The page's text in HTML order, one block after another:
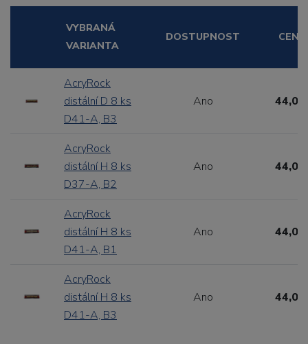
VYBRANÁ
VARIANTA
DOSTUPNOST CENA
AcryRock
distální D 8 ks
D41-A, B3
Ano 44,00
AcryRock
distální H 8 ks
D37-A, B2
Ano 44,00
AcryRock
distální H 8 ks
D41-A, B1
Ano 44,00
AcryRock
distální H 8 ks
D41-A, B3
Ano 44,00